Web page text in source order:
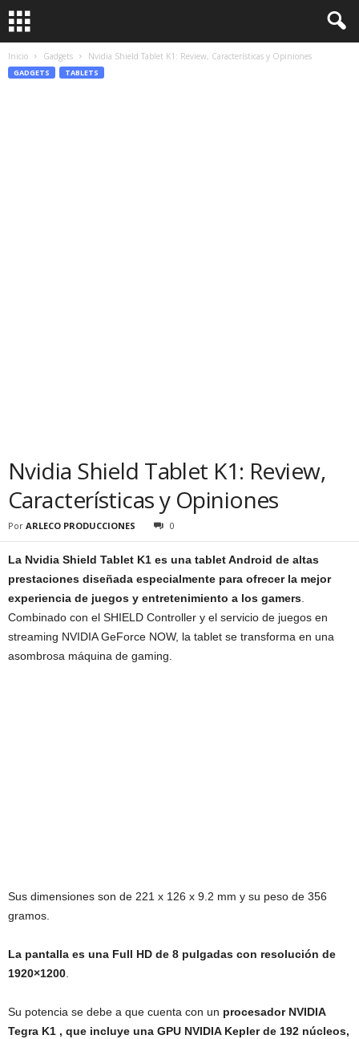
Inicio Gadgets Nvidia Shield Tablet K1: Review, Características y Opiniones
GADGETS TABLETS
Nvidia Shield Tablet K1: Review,
Características y Opiniones
Por ARLECO PRODUCCIONES 0
La Nvidia Shield Tablet K1 es una tablet Android de altas
prestaciones diseñada especialmente para ofrecer la mejor
experiencia de juegos y entretenimiento a los gamers
Combinado con el SHIELD Controller y el servicio de juegos en
streaming NVIDIA GeForce NOW, la tablet se transforma en una
asombrosa máquina de gaming.
Sus dimensiones son de 221 x 126 x 9.2 mm y su peso de 356
gramos.
La pantalla es una Full HD de 8 pulgadas con resolución de
1920×1200
Su potencia se debe a que cuenta con un procesador NVIDIA
Tegra K1 , que incluye una GPU NVIDIA Kepler de 192 núcleos,